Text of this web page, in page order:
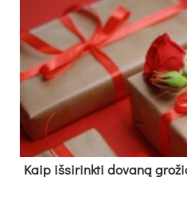
Kaip išsirinkti dovaną